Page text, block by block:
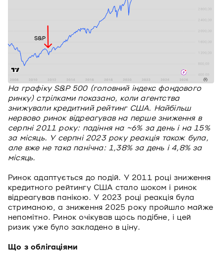
На графіку S&P 500 (головний індекс фондового
ринку) стрілками показано, коли агентства
знижували кредитний рейтинг США. Найбільш
нервово ринок відреагував на перше зниження в
серпні 2011 року: падіння на ~6% за день і на 15%
за місяць. У серпні 2023 року реакція також була,
але вже не така панічна: 1,38% за день і 4,8% за
місяць.
Ринок адаптується до подій. У 2011 році зниження
кредитного рейтингу США стало шоком і ринок
відреагував панікою. У 2023 році реакція була
стриманою, а зниження 2025 року пройшло майже
непомітно. Ринок очікував щось подібне, і цей
ризик уже було закладено в ціну.
Що з облігаціями